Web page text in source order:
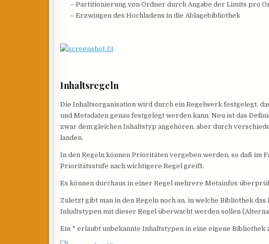
– Partitionierung von Ordner durch Angabe der Limits pro
– Erzwingen des Hochladens in die Ablagebibliothek
Inhaltsregeln
Die Inhaltsorganisation wird durch ein Regelwerk festgelegt,
und Metadaten genau festgelegt werden kann. Neu ist das
zwar dem gleichen Inhaltstyp angehören, aber durch
landen.
In den Regeln können Prioritäten vergeben werden, so daß im
Prioritätsstufe nach wichtigere Regel greift.
Es können durchaus in einer Regel mehrere Metainfos
Zuletzt gibt man in den Regeln noch an, in welche Bibliothek
Inhaltstypen mit dieser Regel überwacht werden sollen
Ein * erlaubt unbekannte Inhaltstypen in eine eigene Bibliothek